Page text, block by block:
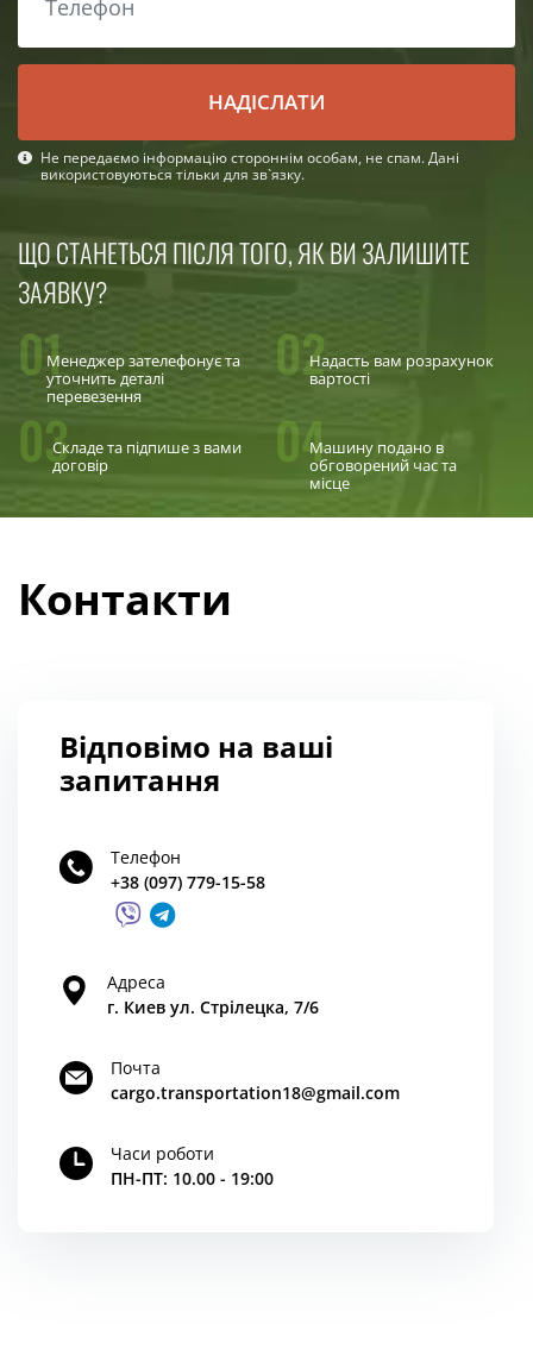
НАДІСЛАТИ
Не передаємо інформацію стороннім особам, не спам. Дані
використовуються тільки для зв`язку.
ЩО СТАНЕТЬСЯ ПІСЛЯ ТОГО, ЯК ВИ ЗАЛИШИТЕ
ЗАЯВКУ?
01Менеджер зателефонує та
уточнить деталі
перевезення
02Надасть вам розрахунок
вартості
03Складе та підпише з вами
договір
04Машину подано в
обговорений час та
місце
Контакти
Відповімо на ваші
запитання
Телефон
+38 (097) 779-15-58
Адреса
г. Киев ул. Стрілецка, 7/6
Почта
cargo.transportation18@gmail.com
Часи роботи
ПН-ПТ: 10.00 - 19:00